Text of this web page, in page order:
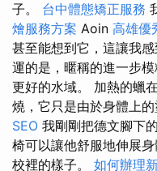
子。 台中體態矯正服務
燴服務方案 Aoin 高雄優
甚至能想到它，這讓我感
運的是，暱稱的進一步
更好的水域。 加熱的蠟
燒，它只是由於身體上的
SEO 我剛剛把德文腳下
椅可以讓他舒服地伸展
校裡的樣子。 如何辦理